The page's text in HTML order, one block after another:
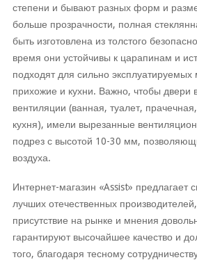
степени и бывают разных форм и
больше прозрачности, полная
быть изготовлена ​​из толстого
время они устойчивы к царапинам и
подходят для сильно эксплуатируемых
прихожие и кухни. Важно, чтобы
вентиляции (ванная, туалет,
кухня), имели вырезанные
подрез с высотой 10-30 мм,
воздуха.
Интернет-магазин «Assist» предлагает
лучших отечественных
присутствие на рынке и мнения
гарантируют высочайшее качество и
того, благодаря тесному